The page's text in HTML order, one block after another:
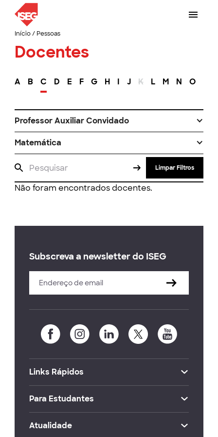
Início/ Pessoas
Docentes
A B C D E F G H I J K L M N O
Professor Auxiliar Convidado
Matemática
Limpar Filtros
Não foram encontrados docentes.
Subscreva a newsletter do ISEG
Links Rápidos
Para Estudantes
Atualidade